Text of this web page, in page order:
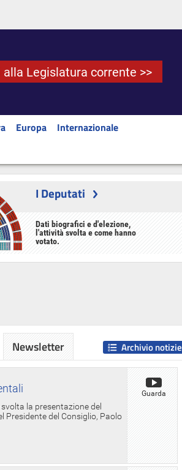
alla Legislatura corrente >>
Europa
Internazionale
I Deputati
Dati biografici e d'elezione,
l'attività svolta e come hanno
votato.
la presentazione del
Presidente del Consiglio, Paolo
Guarda
Archivio notizie
Newsletter